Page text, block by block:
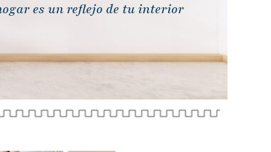
es un reflejo de tu interior